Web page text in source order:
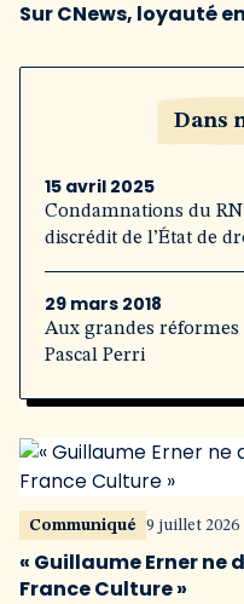
Sur CNews, loyauté
Dans
15 avril 2025
Condamnations du
discrédit de l’État de
29 mars 2018
Aux grandes réformes
Pascal Perri
Communiqué 9 juillet 2026
« Guillaume Erner ne
France Culture »